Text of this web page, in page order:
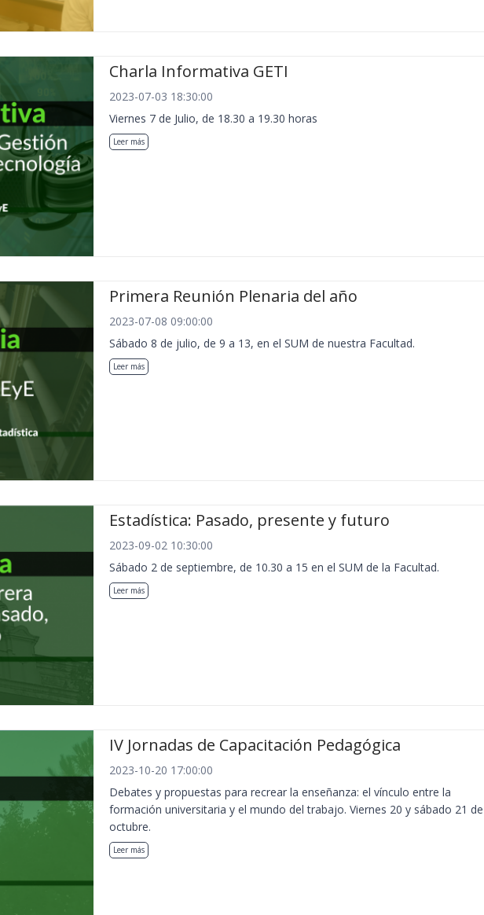
Charla Informativa GETI
2023-07-03 18:30:00
Viernes 7 de Julio, de 18.30 a 19.30 horas
Leer más
Primera Reunión Plenaria del año
2023-07-08 09:00:00
Sábado 8 de julio, de 9 a 13, en el SUM de nuestra Facultad.
Leer más
Estadística: Pasado, presente y futuro
2023-09-02 10:30:00
Sábado 2 de septiembre, de 10.30 a 15 en el SUM de la Facultad.
Leer más
IV Jornadas de Capacitación Pedagógica
2023-10-20 17:00:00
Debates y propuestas para recrear la enseñanza: el vínculo entre la
formación universitaria y el mundo del trabajo. Viernes 20 y sábado 21 de
octubre.
Leer más